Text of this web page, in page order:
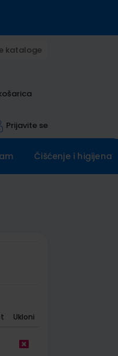
kataloge
Prijavite se
Čišćenje i higijena
Ukloni